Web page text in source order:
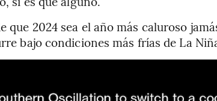
que 2024 sea el año más caluroso
bajo condiciones más frías de La